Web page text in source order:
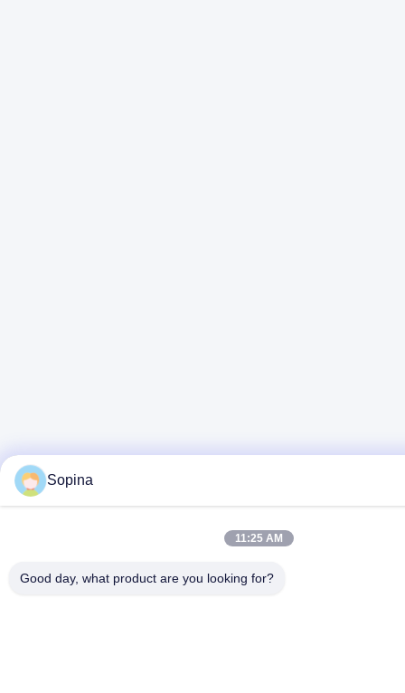
Sopina
11:25 AM
Good day, what product are you looking for?